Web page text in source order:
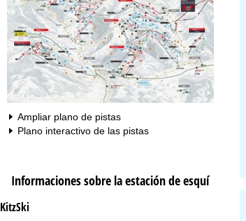
Ampliar plano de pistas
Plano interactivo de las pistas
Informaciones sobre la estación de esquí
KitzSki